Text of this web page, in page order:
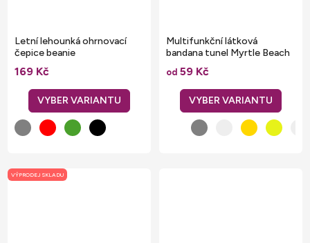
Letní lehounká ohrnovací
čepice beanie
169 Kč
Multifunkční látková
bandana tunel Myrtle Beach
25 x 50 cm
od 59 Kč
VÝPRODEJ SKLADU